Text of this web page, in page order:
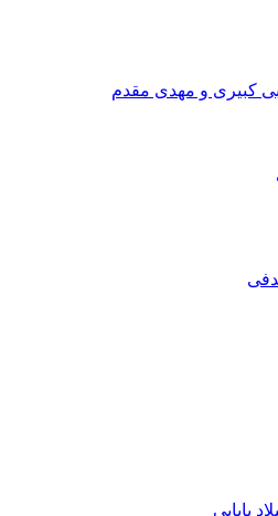
کبیری و مهدى مقدم
بابایی